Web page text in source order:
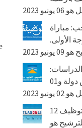
2023
مباراة
الأولى.
2023
مباراة توظيف 01 مهندس دولة و01
2023
أطلس أون لاين: مباراة توظيف 12
هو